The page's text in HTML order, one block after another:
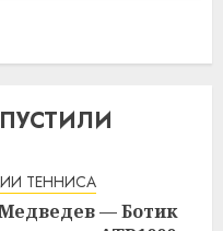
ТЕННИСА
— Ботик